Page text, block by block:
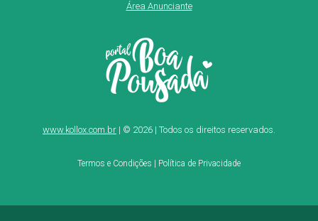
Área Anunciante
www.kollox.com.br | © 2026 | Todos os direitos reservados.
Termos e Condições Política de Privacidade